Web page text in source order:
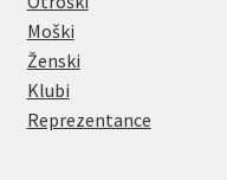
Moški
Ženski
Klubi
Reprezentance